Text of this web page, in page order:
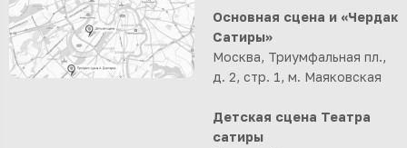
Основная сцена и «Чердак
Сатиры»
Москва, Триумфальная пл.,
д. 2, стр. 1, м. Маяковская
Детская сцена Театра
сатиры